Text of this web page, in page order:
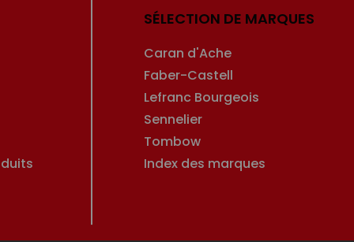
SÉLECTION DE MARQUES
Caran d'Ache
Faber-Castell
Lefranc Bourgeois
Sennelier
Tombow
Index des marques